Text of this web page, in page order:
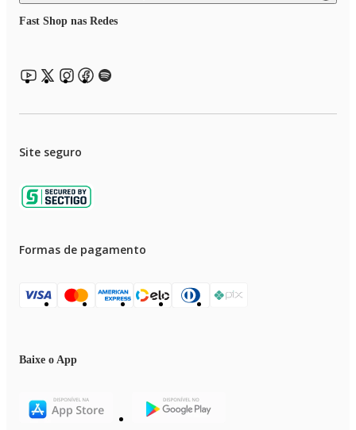
Fast Shop nas Redes
Site seguro
Formas de pagamento
Baixe o App